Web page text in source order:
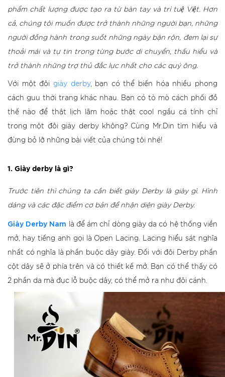
phẩm chất lượng được tạo ra từ bàn tay và trí tuệ Việt. Hơn
cả, chúng tôi muốn được trở thành những người bạn, những
người đồng hành trong suốt những ngày bận rộn, đem lại sự
thoải mái và tự tin trong từng bước di chuyển, thấu hiểu và
trở thành những trợ thủ đắc lực nhất cho các quý ông.
Với một đôi giày derby, bạn có thể biến hóa nhiều phong
cách guu thời trang khác nhau. Bạn có tò mò cách phối đồ
thế nào để thật lịch lãm hoặc thật cool ngầu cá tính chỉ
trong một đôi giày derby không? Cùng Mr.Din tìm hiểu và
đừng bỏ lỡ những bài viết của chúng tôi nhé!
1. Giày derby là gì?
Trước tiên thì chúng ta cần biết giày Derby là giày gì. Hình
dáng và các đặc điểm cơ bản để nhận diện giày Derby.
Giày Derby Nam
là để ám chỉ dòng giày da có hệ thống viền
mở, hay tiếng anh gọi là Open Lacing. Lacing hiểu sát nghĩa
nhất có nghĩa là phần buộc dây giày. Đối với đôi Derby phần
cột dây sẽ ở phía trên và có thiết kế mở. Bạn có thể thấy có
2 phần da mà đục lỗ buộc dây, có thể mở ra như đôi cánh.